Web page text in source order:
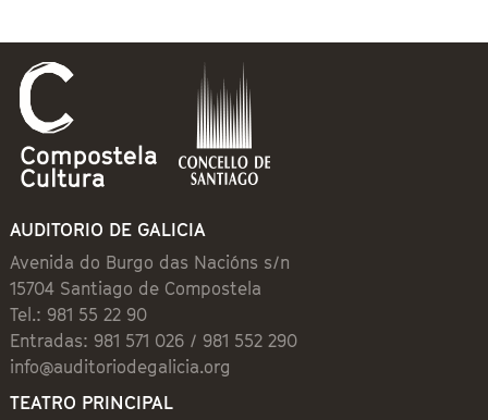
AUDITORIO DE GALICIA
Avenida do Burgo das Nacións s/n
15704 Santiago de Compostela
Tel.: 981 55 22 90
Entradas: 981 571 026 / 981 552 290
info@auditoriodegalicia.org
TEATRO PRINCIPAL